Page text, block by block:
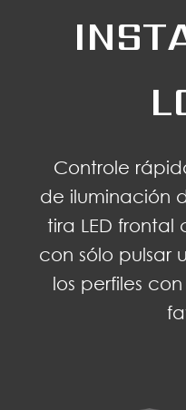
Controle
de iluminación
tira LED frontal
con sólo pulsar
los perfiles